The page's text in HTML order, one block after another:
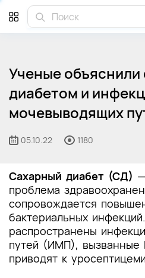
Ученые объяснили
диабетом и
мочевыводящих
05.10.22 1180
Сахарный диабет (СД)
проблема
сопровождается
бактериальных
распространены
путей (ИМП), вызванные
приводят к